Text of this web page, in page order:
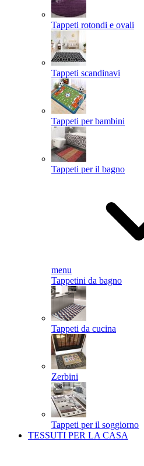
Tappeti rotondi e ovali
Tappeti scandinavi
Tappeti per bambini
Tappeti per il bagno
menu
Tappetini da bagno
Tappeti da cucina
Zerbini
Tappeti per il soggiorno
TESSUTI PER LA CASA